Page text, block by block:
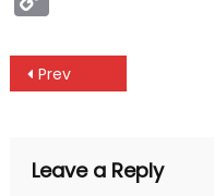
Post
Prev
Leave a Reply